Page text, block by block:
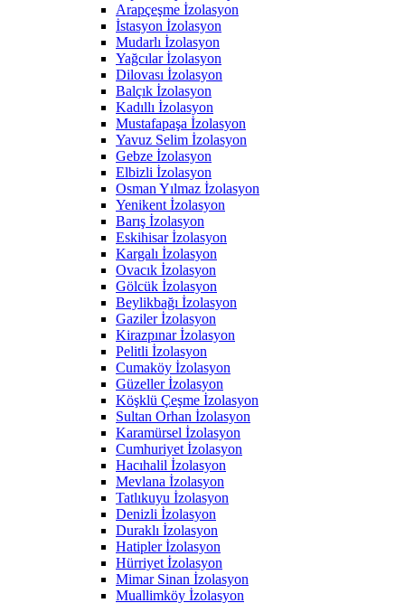
Arapçeşme İzolasyon
İstasyon İzolasyon
Mudarlı İzolasyon
Yağcılar İzolasyon
Dilovası İzolasyon
Balçık İzolasyon
Kadıllı İzolasyon
Mustafapaşa İzolasyon
Yavuz Selim İzolasyon
Gebze İzolasyon
Elbizli İzolasyon
Osman Yılmaz İzolasyon
Yenikent İzolasyon
Barış İzolasyon
Eskihisar İzolasyon
Kargalı İzolasyon
Ovacık İzolasyon
Gölcük İzolasyon
Beylikbağı İzolasyon
Gaziler İzolasyon
Kirazpınar İzolasyon
Pelitli İzolasyon
Cumaköy İzolasyon
Güzeller İzolasyon
Köşklü Çeşme İzolasyon
Sultan Orhan İzolasyon
Karamürsel İzolasyon
Cumhuriyet İzolasyon
Hacıhalil İzolasyon
Mevlana İzolasyon
Tatlıkuyu İzolasyon
Denizli İzolasyon
Duraklı İzolasyon
Hatipler İzolasyon
Hürriyet İzolasyon
Mimar Sinan İzolasyon
Muallimköy İzolasyon